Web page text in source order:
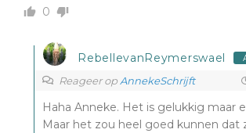
0
RebellevanReymerswael
Reageer op AnnekeSchrijft
Haha Anneke. Het is gelukkig maar
Maar het zou heel goed kunnen dat